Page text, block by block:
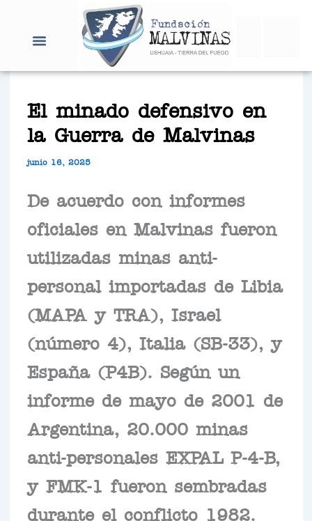
contenido
El minado defensivo en
la Guerra de Malvinas
junio 16, 2025
De acuerdo con informes
oficiales en Malvinas fueron
utilizadas minas anti-
personal importadas de Libia
(MAPA y TRA), Israel
(número 4), Italia (SB-33), y
España (P4B). Según un
informe de mayo de 2001 de
Argentina, 20.000 minas
anti-personales EXPAL P-4-B,
y FMK-1 fueron sembradas
durante el conflicto 1982.